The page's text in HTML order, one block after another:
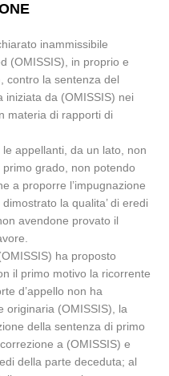
inammissibile
(OMISSIS), in proprio e
contro la sentenza del
iniziata da (OMISSIS) nei
materia di rapporti di
appellanti, da un lato, non
grado, non potendo
a proporre l’impugnazione
la qualita’ di eredi
avendone provato il
ha proposto
il primo motivo la ricorrente
d’appello non ha
originaria (OMISSIS), la
della sentenza di primo
a (OMISSIS) e
della parte deceduta; al